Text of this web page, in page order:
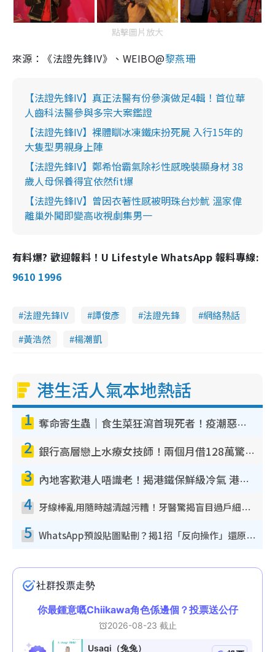
點擊圖片放大
來源：《法證先鋒IV》、WEIBO@黎燕珊
【法證先鋒IV】真正法醫有份參演做足4輯！首位華
人齒科法醫參與多宗大案鑑證
【法證先鋒IV】裸體瞓冰凍鐵床扮死屍 入行15年的
大隻型男親身上陣
【法證先鋒IV】鄭希怡霸氣除衫性感晚裝顯身材 38
歲人母保養得宜依然fit爆
【法證先鋒IV】曾因衣著性感被明珠台炒魷 溫家偉
離巢外闖即變高收視劇集男一
有料爆? 歡迎報料！U Lifestyle WhatsApp 報料專線:
9610 1996
法證先鋒IV 譚俊彥 法證先鋒
網絡熱話
黃浩然
楊潮凱
港生活人氣本地熱話
1 奪命寄生蟲｜食生菜狂瀉首現死者！疫潮惡化錄1.8萬宗病例 揭洗菜3大謬誤
2 銀行高層戀上水療女技師！兩個月借128萬驚覺「沉船」沉落火海 揭背後疑似邪教操控賣淫
3 內地客歎港人唔識老！揭港鐵保鮮級冷氣 港人求放過：咪投訴
4 牙線棒亂用隨時越清越污糟！牙醫驚揭盲目過戶細菌恐致蛀牙：呢種先係日常真保養
5 WhatsApp預設貼圖點刪？揭1招「反向操作」還原簡潔介面 附3步實測教學